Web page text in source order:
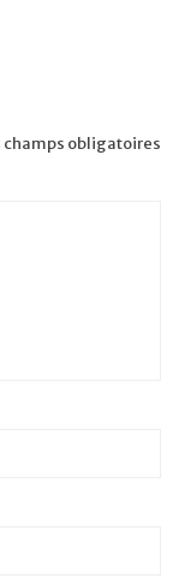
champs obligatoires